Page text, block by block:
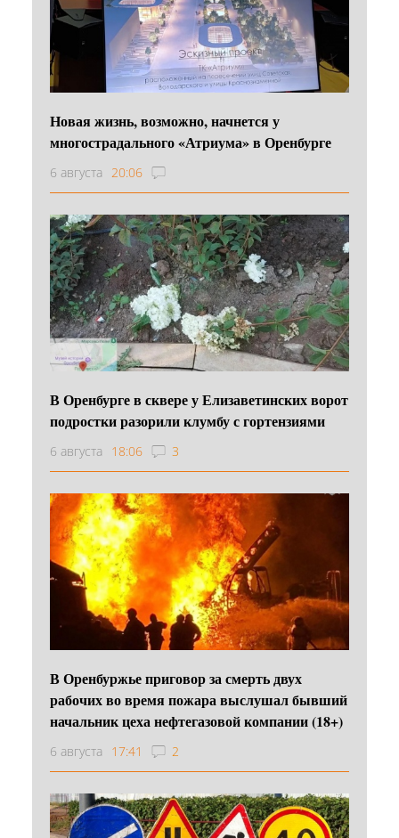
Новая жизнь, возможно, начнется у
многострадального «Атриума» в Оренбурге
6 августа 20:06
В Оренбурге в сквере у Елизаветинских ворот
подростки разорили клумбу с гортензиями
6 августа 18:06 3
В Оренбуржье приговор за смерть двух
рабочих во время пожара выслушал бывший
начальник цеха нефтегазовой компании (18+)
6 августа 17:41 2